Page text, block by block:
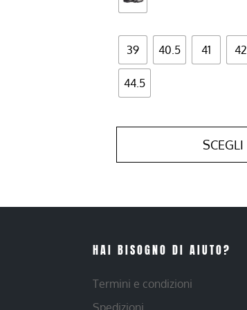
39 40.5 41 42
44.5
SCEGLI
HAI BISOGNO DI AIUTO?
Termini e condizioni
Spedizioni